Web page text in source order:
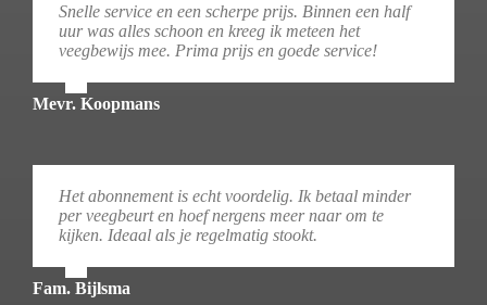
Snelle service en een scherpe prijs. Binnen een half
uur was alles schoon en kreeg ik meteen het
veegbewijs mee. Prima prijs en goede service!
Mevr. Koopmans
Het abonnement is echt voordelig. Ik betaal minder
per veegbeurt en hoef nergens meer naar om te
kijken. Ideaal als je regelmatig stookt.
Fam. Bijlsma